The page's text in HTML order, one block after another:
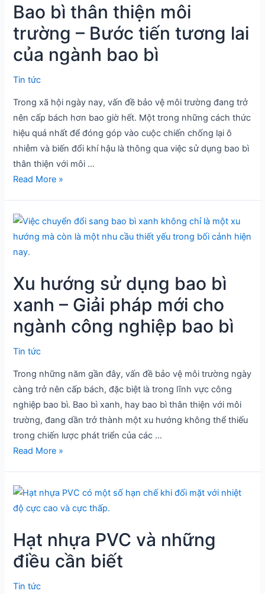
Bao bì thân thiện môi
trường – Bước tiến tương lai
của ngành bao bì
Tin tức
Trong xã hội ngày nay, vấn đề bảo vệ môi trường đang trở
nên cấp bách hơn bao giờ hết. Một trong những cách thức
hiệu quả nhất để đóng góp vào cuộc chiến chống lại ô
nhiễm và biến đổi khí hậu là thông qua việc sử dụng bao bì
thân thiện với môi …
thiện
môi
trường
–
tương
lai
của
ngành
bao
bì
Read More »
Xu hướng sử dụng bao bì
xanh – Giải pháp mới cho
ngành công nghiệp bao bì
Tin tức
Trong những năm gần đây, vấn đề bảo vệ môi trường ngày
càng trở nên cấp bách, đặc biệt là trong lĩnh vực công
nghiệp bao bì. Bao bì xanh, hay bao bì thân thiện với môi
trường, đang dần trở thành một xu hướng không thể thiếu
trong chiến lược phát triển của các …
Xu
hướng
sử
bao
xanh
–
mới
cho
ngành
công
nghiệp
bao
Read More »
Hạt nhựa PVC và những
điều cần biết
Tin tức
Hạt
nhựa
và
những
điều
cần